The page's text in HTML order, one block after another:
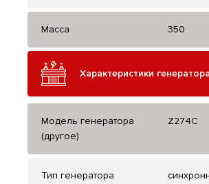
Масса 350
Характеристики генератора
Модель генератора
(другое)
Z274C
Тип генератора